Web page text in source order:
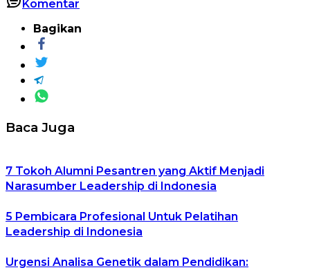
Komentar
Bagikan
Baca Juga
7 Tokoh Alumni Pesantren yang Aktif Menjadi
Narasumber Leadership di Indonesia
5 Pembicara Profesional Untuk Pelatihan
Leadership di Indonesia
Urgensi Analisa Genetik dalam Pendidikan: